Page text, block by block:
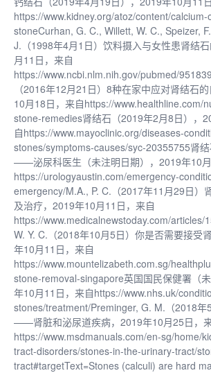
https://www.kidney.org/atoz/content/calcium-
stoneCurhan, G. C., Willett, W. C., Speizer,
J.（1998年4月1日）饮料摄入与女性患肾结
月11日，来自
https://www.ncbi.nlm.nih.gov/pubmed/
（2016年12月21日）8种在家中应对肾结石
10月18日，来自https://www.healthline.com/
stone-remedies肾结石（2019年2月8日），
自https://www.mayoclinic.org/diseases-
stones/symptoms-causes/syc-20355755肾
——泌尿科医生（未注明日期），2019年10
https://urologyaustin.com/emergency-
emergency/M.A., P. C.（2017年11月29日）
及治疗，2019年10月11日，来自
https://www.medicalnewstoday.com/articles/
W. Y. C.（2018年10月5日）你是否需要接受
年10月11日，来自
https://www.mountelizabeth.com.sg/
stone-removal-singapore英国国民保健署（
年10月11日，来自https://www.nhs.uk/
stones/treatment/Preminger, G. M.（2018年
——肾脏和泌尿道疾病，2019年10月25日，
https://www.msdmanuals.com/en-sg/home/
tract-disorders/stones-in-the-urinary-tract/
tract#targetText=Stones (calculi) are hard